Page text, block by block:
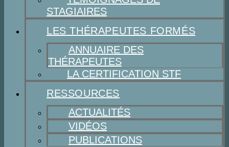
STAGIAIRES
LES THÉRAPEUTES FORMÉS
ANNUAIRE DES
THÉRAPEUTES
LA CERTIFICATION STF
RESSOURCES
ACTUALITÉS
VIDÉOS
PUBLICATIONS